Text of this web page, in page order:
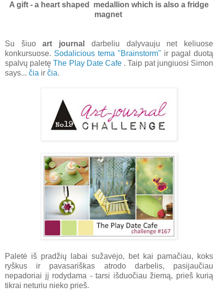
A gift - a heart shaped medallion which is also a fridge
magnet
Su šiuoart journal
darbeliu dalyvauju net keliuose
konkursuose. Sodalicious tema "Brainstorm" ir pagal duotą
spalvų paletęThe Play Date Cafe . Taip pat jungiuosi Simon
says... čia ir čia.
Paletė iš pradžių labai sužavėjo, bet kai pamačiau, koks
ryškus ir pavasariškas atrodo darbelis, pasijaučiau
nepadoriai jį rodydama - tarsi išduočiau žiemą, prieš kurią
tikrai neturiu nieko prieš.